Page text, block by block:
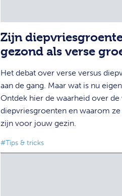
Zijn
gezond als verse
Het debat over verse versus
aan de gang. Maar wat is nu
Ontdek hier de waarheid over de
diepvriesgroenten en waarom
zijn voor jouw gezin.
#Tips & tricks